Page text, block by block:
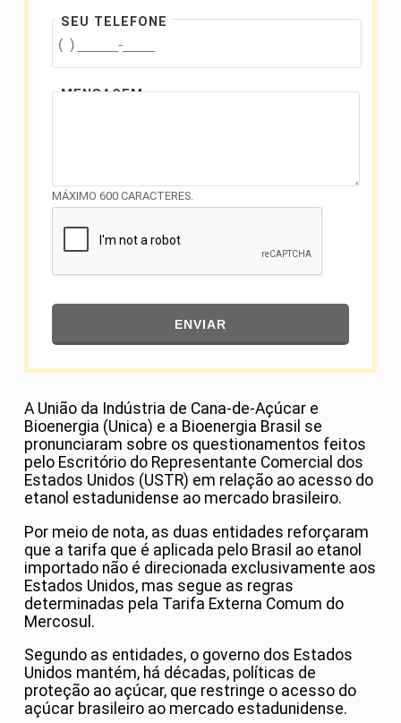
SEU TELEFONE
MENSAGEM
MÁXIMO 600 CARACTERES.
ENVIAR
A União da Indústria de Cana-de-Açúcar e
Bioenergia (Unica) e a Bioenergia Brasil se
pronunciaram sobre os questionamentos feitos
pelo Escritório do Representante Comercial dos
Estados Unidos (USTR) em relação ao acesso do
etanol estadunidense ao mercado brasileiro.
Por meio de nota, as duas entidades reforçaram
que a tarifa que é aplicada pelo Brasil ao etanol
importado não é direcionada exclusivamente aos
Estados Unidos, mas segue as regras
determinadas pela Tarifa Externa Comum do
Mercosul.
Segundo as entidades, o governo dos Estados
Unidos mantém, há décadas, políticas de
proteção ao açúcar, que restringe o acesso do
açúcar brasileiro ao mercado estadunidense.